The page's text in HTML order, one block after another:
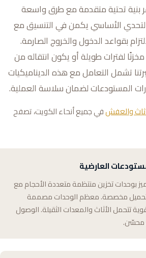
بنية تحتية متقدمة مع طرق واسعة
الأساسي يكمن في التنسيق مع
بقواعد الدخول والخروج الصارمة.
لفترات طويلة أو يكون انتقاله من
تشمل التعامل مع هذه الديناميكيات
المستودعات لضمان سلاسة العملية.
والعفشفي جميع أنحاء الكويت، تصفح
العارضية
بوحدات تخزين منتظمة متعددة الأحجام مع
مخصصة. معظم الوحدات مصممة
تتحمل الأثاث والمعدات الثقيلة. الوصول
محسّن.